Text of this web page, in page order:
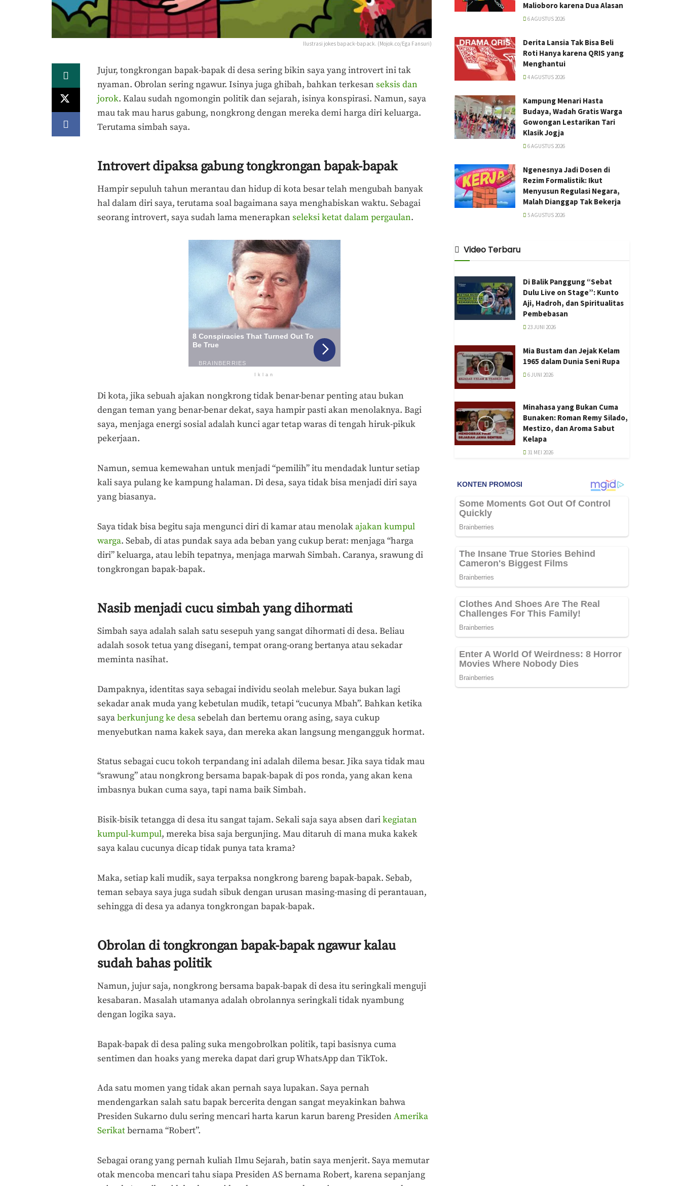
Ilustrasi jokes bapack-bapack. (Mojok.co/Ega Fansuri)
Jujur, tongkrongan bapak-bapak di desa sering bikin saya yang introvert ini tak
nyaman. Obrolan sering ngawur. Isinya juga ghibah, bahkan terkesan seksis dan
jorok. Kalau sudah ngomongin politik dan sejarah, isinya konspirasi. Namun, saya
mau tak mau harus gabung, nongkrong dengan mereka demi harga diri keluarga.
Terutama simbah saya.
Introvert dipaksa gabung tongkrongan bapak-bapak
Hampir sepuluh tahun merantau dan hidup di kota besar telah mengubah banyak
hal dalam diri saya, terutama soal bagaimana saya menghabiskan waktu. Sebagai
seorang introvert, saya sudah lama menerapkan seleksi ketat dalam pergaulan.
Iklan
Di kota, jika sebuah ajakan nongkrong tidak benar-benar penting atau bukan
dengan teman yang benar-benar dekat, saya hampir pasti akan menolaknya. Bagi
saya, menjaga energi sosial adalah kunci agar tetap waras di tengah hiruk-pikuk
pekerjaan.
Namun, semua kemewahan untuk menjadi “pemilih” itu mendadak luntur setiap
kali saya pulang ke kampung halaman. Di desa, saya tidak bisa menjadi diri saya
yang biasanya.
Saya tidak bisa begitu saja mengunci diri di kamar atau menolakajakan kumpul
warga. Sebab, di atas pundak saya ada beban yang cukup berat: menjaga “harga
diri” keluarga, atau lebih tepatnya, menjaga marwah Simbah. Caranya, srawung di
tongkrongan bapak-bapak.
Nasib menjadi cucu simbah yang dihormati
Simbah saya adalah salah satu sesepuh yang sangat dihormati di desa. Beliau
adalah sosok tetua yang disegani, tempat orang-orang bertanya atau sekadar
meminta nasihat.
Dampaknya, identitas saya sebagai individu seolah melebur. Saya bukan lagi
sekadar anak muda yang kebetulan mudik, tetapi “cucunya Mbah”. Bahkan ketika
sayaberkunjung ke desasebelah dan bertemu orang asing, saya cukup
menyebutkan nama kakek saya, dan mereka akan langsung mengangguk hormat.
Status sebagai cucu tokoh terpandang ini adalah dilema besar. Jika saya tidak mau
“srawung” atau nongkrong bersama bapak-bapak di pos ronda, yang akan kena
imbasnya bukan cuma saya, tapi nama baik Simbah.
Bisik-bisik tetangga di desa itu sangat tajam. Sekali saja saya absen darikegiatan
kumpul-kumpul, mereka bisa saja bergunjing. Mau ditaruh di mana muka kakek
saya kalau cucunya dicap tidak punya tata krama?
Maka, setiap kali mudik, saya terpaksa nongkrong bareng bapak-bapak. Sebab,
teman sebaya saya juga sudah sibuk dengan urusan masing-masing di perantauan,
sehingga di desa ya adanya tongkrongan bapak-bapak.
Obrolan di tongkrongan bapak-bapak ngawur kalau
sudah bahas politik
Namun, jujur saja, nongkrong bersama bapak-bapak di desa itu seringkali menguji
kesabaran. Masalah utamanya adalah obrolannya seringkali tidak nyambung
dengan logika saya.
Bapak-bapak di desa paling suka mengobrolkan politik, tapi basisnya cuma
sentimen dan hoaks yang mereka dapat dari grup WhatsApp dan TikTok.
Ada satu momen yang tidak akan pernah saya lupakan. Saya pernah
mendengarkan salah satu bapak bercerita dengan sangat meyakinkan bahwa
Presiden Sukarno dulu sering mencari harta karun karun bareng Presiden Amerika
Serikatbernama “Robert”.
Sebagai orang yang pernah kuliah Ilmu Sejarah, batin saya menjerit. Saya memutar
otak mencoba mencari tahu siapa Presiden AS bernama Robert, karena sepanjang
Malioboro karena Dua Alasan
6 AGUSTUS 2026
Derita Lansia Tak Bisa Beli
Roti Hanya karena QRIS yang
Menghantui
4 AGUSTUS 2026
Kampung Menari Hasta
Budaya, Wadah Gratis Warga
Gowongan Lestarikan Tari
Klasik Jogja
6 AGUSTUS 2026
Ngenesnya Jadi Dosen di
Rezim Formalistik: Ikut
Menyusun Regulasi Negara,
Malah Dianggap Tak Bekerja
5 AGUSTUS 2026
Video Terbaru
Di Balik Panggung “Sebat
Dulu Live on Stage”: Kunto
Aji, Hadroh, dan Spiritualitas
Pembebasan
23 JUNI 2026
Mia Bustam dan Jejak Kelam
1965 dalam Dunia Seni Rupa
6 JUNI 2026
Minahasa yang Bukan Cuma
Bunaken: Roman Remy Silado,
Mestizo, dan Aroma Sabut
Kelapa
31 MEI 2026